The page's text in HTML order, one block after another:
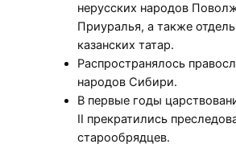
нерусских народов
Приуралья, а также
казанских татар.
Распространялось
народов Сибири.
В первые годы
II прекратились
старообрядцев.